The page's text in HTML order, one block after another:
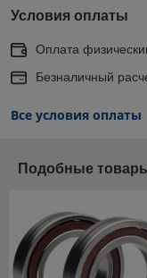
Условия оплаты
Оплата
Безналичный
Все условия оплаты
Подобные